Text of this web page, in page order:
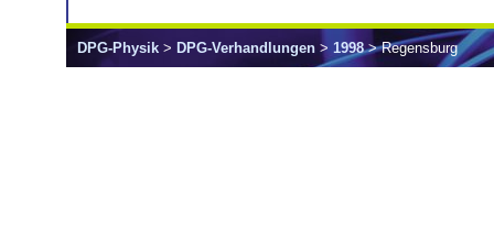
DPG-Physik > DPG-Verhandlungen > 1998> Regensburg